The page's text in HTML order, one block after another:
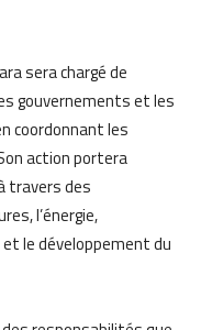
sera chargé de
gouvernements et les
coordonnant les
action portera
travers des
l’énergie,
le développement du